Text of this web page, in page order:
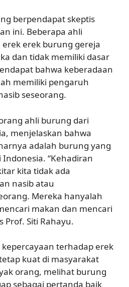
berpendapat skeptis
ini. Beberapa ahli
erek burung gereja
dan tidak memiliki dasar
bahwa keberadaan
memiliki pengaruh
seseorang.
ahli burung dari
menjelaskan bahwa
adalah burung yang
“Kehadiran
kita tidak ada
nasib atau
Mereka hanyalah
makan dan mencari
Prof. Siti Rahayu.
terhadap erek
kuat di masyarakat
orang, melihat burung
sebagai pertanda baik